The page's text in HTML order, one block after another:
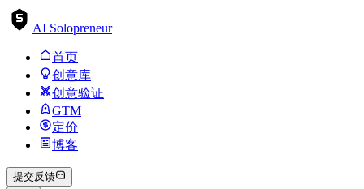
AI Solopreneur
首页
创意库
创意验证
GTM
定价
博客
提交反馈